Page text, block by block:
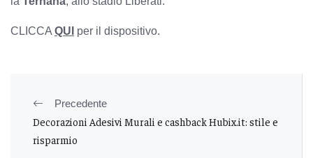
CLICCAQUI per il dispositivo.
Precedente
Decorazioni Adesivi Murali e cashback Hubix.it: stile e
risparmio